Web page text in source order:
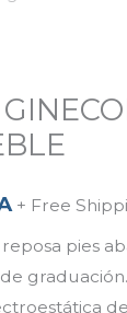
+ Free
reposa pies
graduación.